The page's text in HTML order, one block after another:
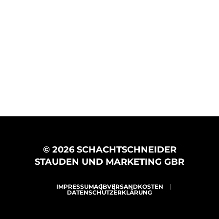
© 2026 SCHACHTSCHNEIDER
STAUDEN UND MARKETING GBR
IMPRESSUMAGBVERSANDKOSTEN
DATENSCHUTZERKLÄRUNG